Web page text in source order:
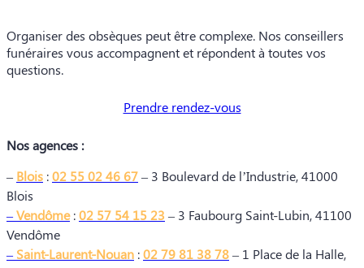
Organiser des obsèques peut être complexe. Nos conseillers
funéraires vous accompagnent et répondent à toutes vos
questions.
Prendre rendez-vous
Nos agences :
– Blois :02 55 02 46 67– 3 Boulevard de l’Industrie, 41000
Blois
–Vendôme:02 57 54 15 23 – 3 Faubourg Saint-Lubin, 41100
Vendôme
– Saint-Laurent-Nouan :02 79 81 38 78– 1 Place de la Halle,